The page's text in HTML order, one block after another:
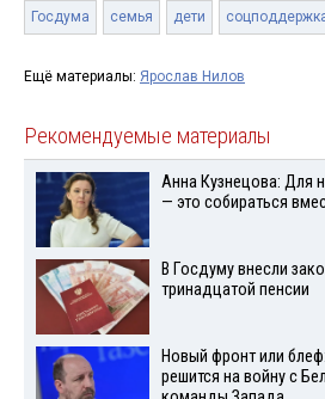
Госдума семья дети
Ещё материалы: Ярослав Нилов
Рекомендуемые материалы
Анна Кузнецова: Для
— это собираться
В Госдуму внесли
тринадцатой пенсии
Новый фронт или
решится на войну с